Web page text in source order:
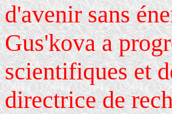
d'avenir sans
Gus'kova a
scientifiques et
directrice de